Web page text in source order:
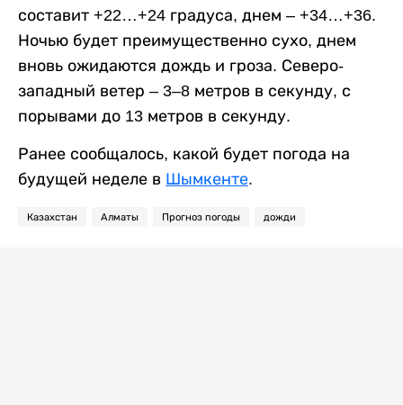
составит +22…+24 градуса, днем – +34…+36.
Ночью будет преимущественно сухо, днем
вновь ожидаются дождь и гроза. Северо-
западный ветер – 3–8 метров в секунду, с
порывами до 13 метров в секунду.
Ранее сообщалось, какой будет погода на
будущей неделе в Шымкенте.
Казахстан Алматы Прогноз погоды дожди